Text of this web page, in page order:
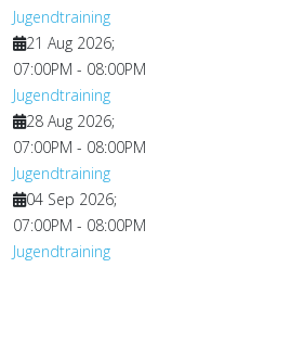
Jugendtraining
21 Aug 2026;
07:00PM - 08:00PM
Jugendtraining
28 Aug 2026;
07:00PM - 08:00PM
Jugendtraining
04 Sep 2026;
07:00PM - 08:00PM
Jugendtraining